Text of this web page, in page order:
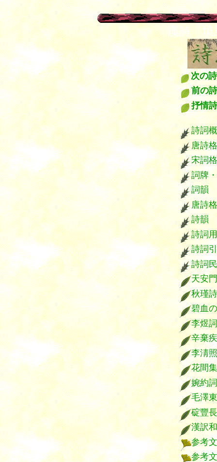
１
漢詩
次の
前の
抒情
詩詞
唐詩
宋詞
詞牌
詞韻
唐詩
詩韻
詩詞
詩詞
詩詞
天安
秋瑾
碧血
李煜詞
辛棄
李淸
花間集
婉約
毛澤
碇豐
漢訳
参考
参考